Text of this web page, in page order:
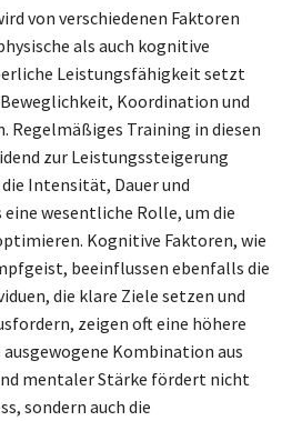
von verschiedenen Faktoren
als auch kognitive
Leistungsfähigkeit setzt
Beweglichkeit, Koordination und
Regelmäßiges Training in diesen
zur Leistungssteigerung
Intensität, Dauer und
wesentliche Rolle, um die
Kognitive Faktoren, wie
beeinflussen ebenfalls die
die klare Ziele setzen und
zeigen oft eine höhere
Kombination aus
mentaler Stärke fördert nicht
sondern auch die